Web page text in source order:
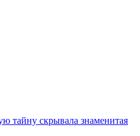
тайну скрывала знаменитая